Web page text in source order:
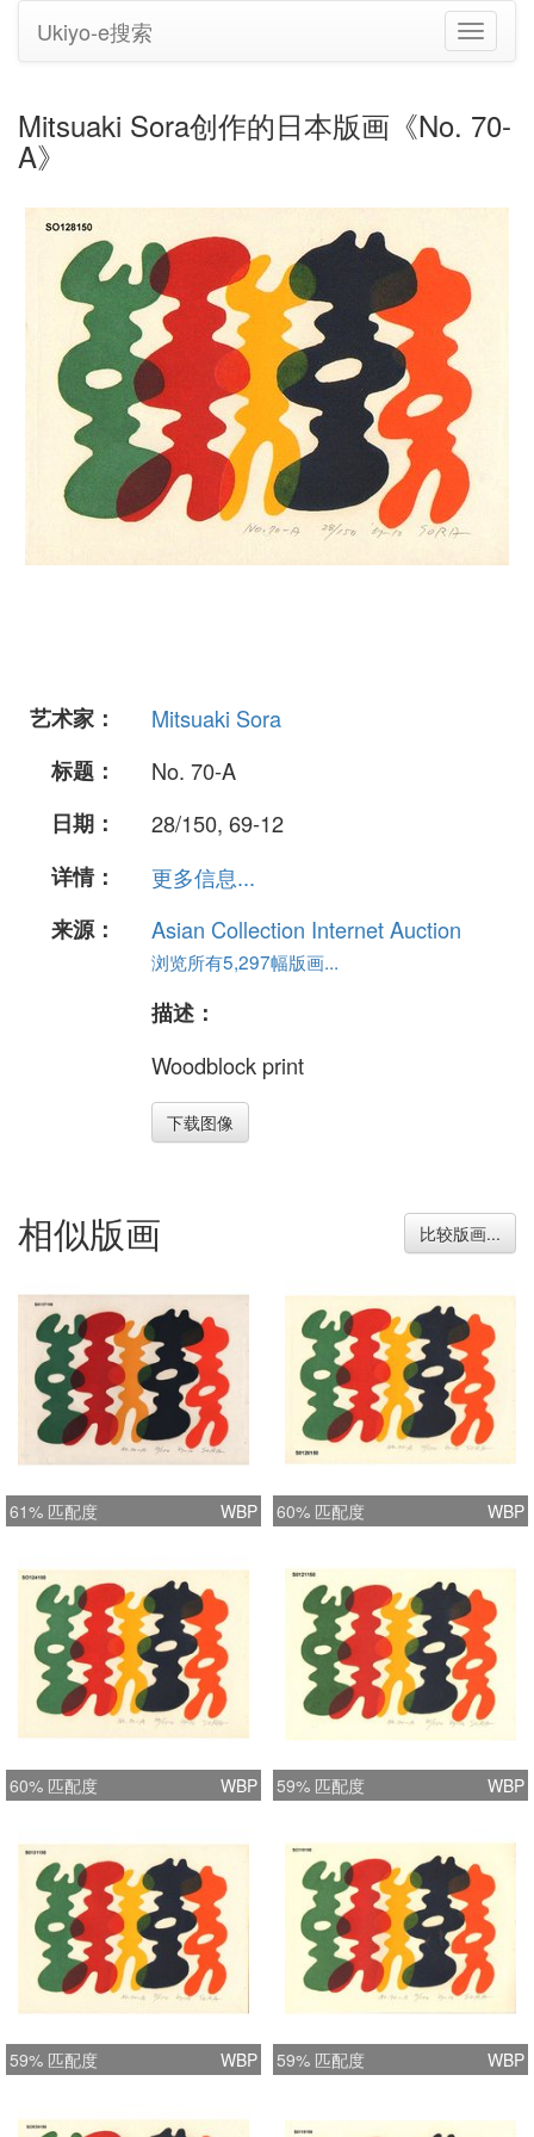
切
换
Ukiyo-e搜索
Mitsuaki Sora创作的日本版画《No. 70-
A》
艺术家：
Mitsuaki Sora
标题：
No. 70-A
日期：
28/150, 69-12
详情：
更多信息...
来源：
Asian Collection Internet Auction
浏览所有5,297幅版画...
描述：
Woodblock print
下载图像
相似版画 比较版画...
61% 匹配度 WBP 60% 匹配度 WBP
60% 匹配度 WBP 59% 匹配度 WBP
59% 匹配度 WBP 59% 匹配度 WBP